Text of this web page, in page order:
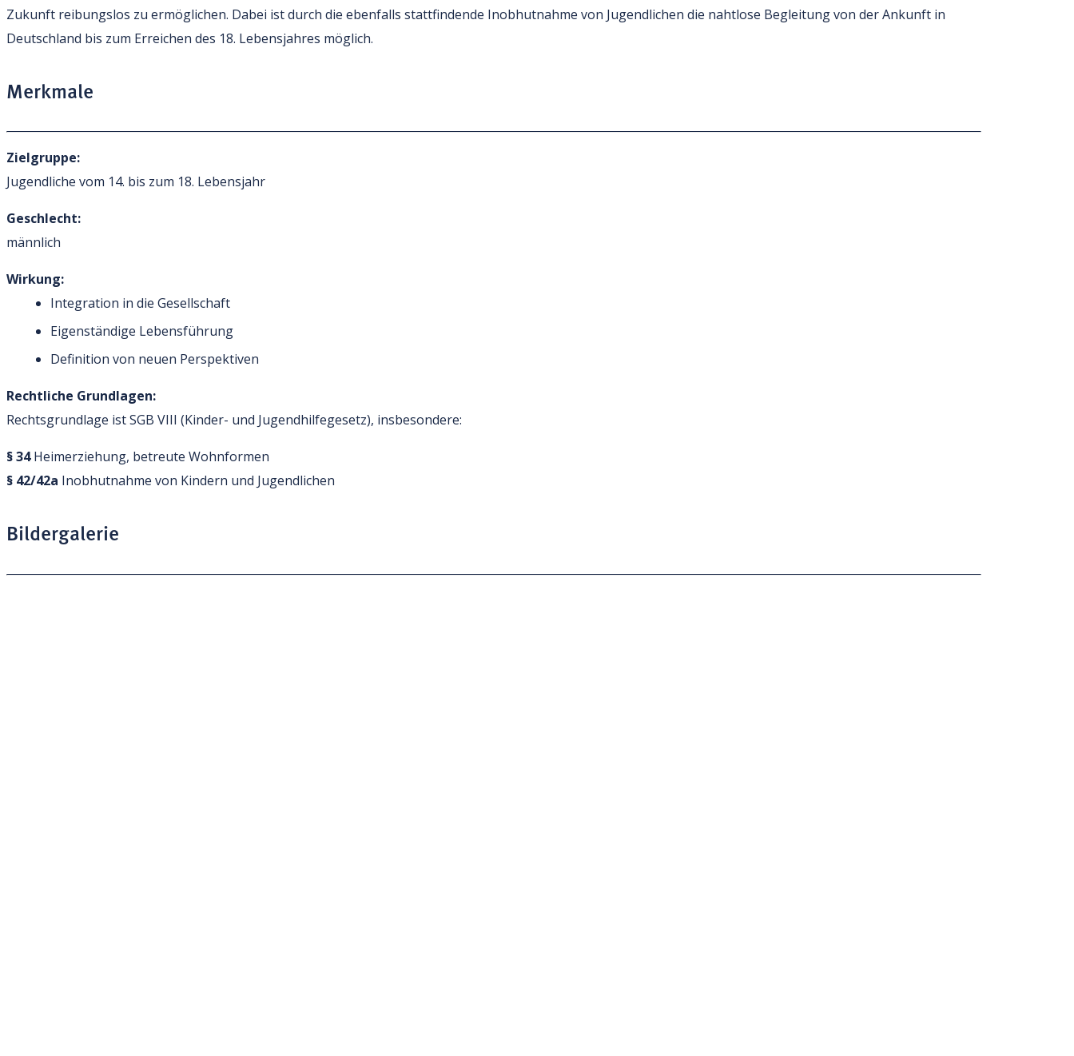
Zukunft reibungslos zu ermöglichen. Dabei ist durch die ebenfalls stattfindende Inobhutnahme von Jugendlichen die nahtlose Begleitung von der Ankunft in
Deutschland bis zum Erreichen des 18. Lebensjahres möglich.
Merkmale
Zielgruppe:
Jugendliche vom 14. bis zum 18. Lebensjahr
Geschlecht:
männlich
Wirkung:
Integration in die Gesellschaft
Eigenständige Lebensführung
Definition von neuen Perspektiven
Rechtliche Grundlagen:
Rechtsgrundlage ist SGB VIII (Kinder- und Jugendhilfegesetz), insbesondere:
§ 34Heimerziehung, betreute Wohnformen
§ 42/42a Inobhutnahme von Kindern und Jugendlichen
Bildergalerie